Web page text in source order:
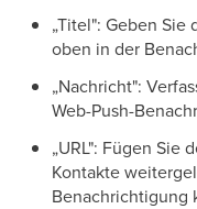
„Titel": Geben
oben in der
„Nachricht":
Web-Push-
„URL": Fügen Sie
Kontakte
Benachrichtigung